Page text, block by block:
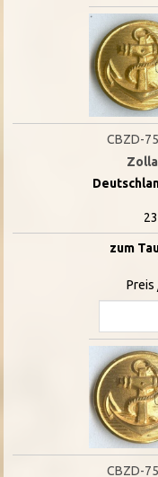
CBZD-
zum
Preis
CBZD-